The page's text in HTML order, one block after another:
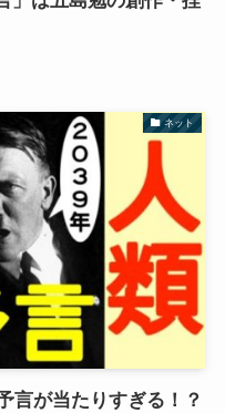
ネット
言が当たりすぎる！？